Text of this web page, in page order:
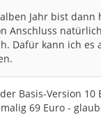
Jahr bist dann
Anschluss
Dafür kann ich es
Basis-Version 10
69 Euro -